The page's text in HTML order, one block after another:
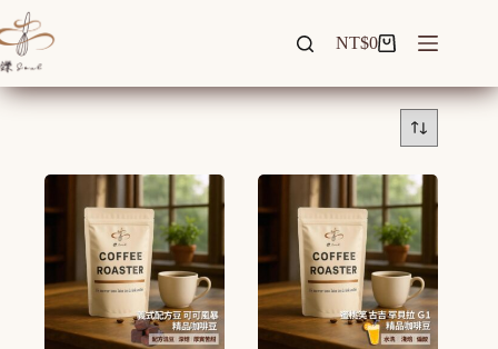
至
主
要
物
NT$0